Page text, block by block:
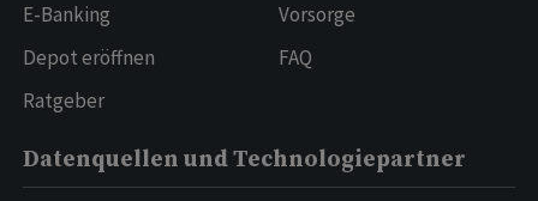
E-Banking
Depot eröffnen
Ratgeber
Vorsorge
FAQ
Datenquellen und Technologiepartner